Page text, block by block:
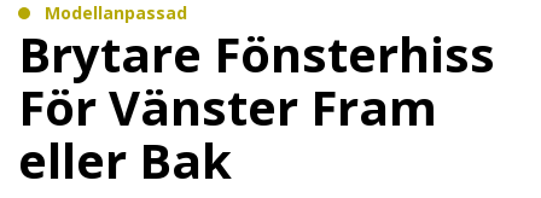
Modellanpassad
Brytare Fönsterhiss
För Vänster Fram
eller Bak